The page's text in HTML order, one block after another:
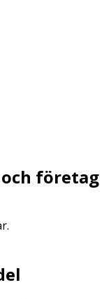
företag